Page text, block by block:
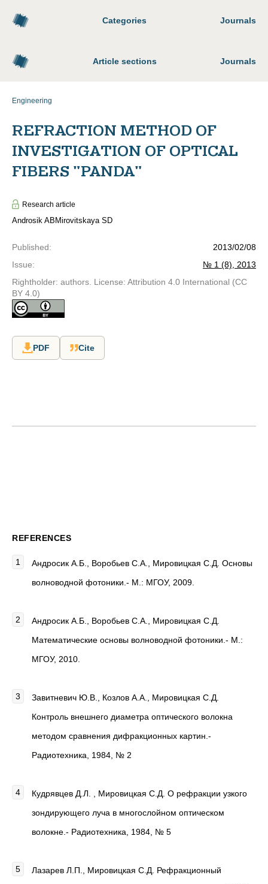
Categories Journals
Article sections Journals
Engineering
REFRACTION METHOD OF
INVESTIGATION OF OPTICAL
FIBERS "PANDA"
Research article
Androsik AB Mirovitskaya SD
Published:
2013/02/08
Issue:
№ 1 (8), 2013
Rightholder: authors. License: Attribution 4.0 International (CC
BY 4.0)
PDF Cite
REFERENCES
Андросик А.Б., Воробьев С.А., Мировицкая С.Д. Основы
волноводной фотоники.- М.: МГОУ, 2009.
Андросик А.Б., Воробьев С.А., Мировицкая С.Д.
Математические основы волноводной фотоники.- М.:
МГОУ, 2010.
Завитневич Ю.В., Козлов А.А., Мировицкая С.Д.
Контроль внешнего диаметра оптического волокна
методом сравнения дифракционных картин.-
Радиотехника, 1984, № 2
Кудрявцев Д.Л. , Мировицкая С.Д. О рефракции узкого
зондирующего луча в многослойном оптическом
волокне.- Радиотехника, 1984, № 5
Лазарев Л.П., Мировицкая С.Д. Рефракционный